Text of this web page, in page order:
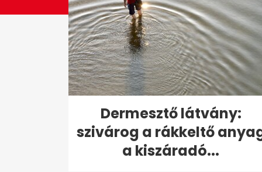
Dermesztő látvány:
szivárog a rákkeltő
a kiszáradó...